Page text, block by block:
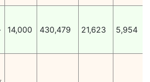
14,000 430,479 21,623 5,954